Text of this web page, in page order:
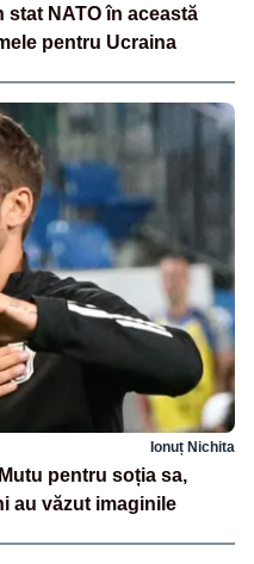
NATO în această
pentru Ucraina
Ionuț Nichita
pentru soția sa,
au văzut imaginile